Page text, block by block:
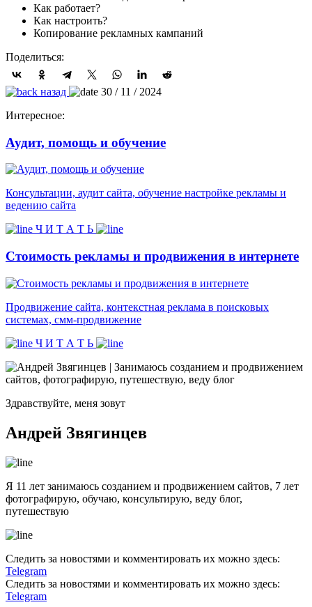
Как работает?
Как настроить?
Копирование рекламных кампаний
Поделиться:
назад
30 / 11 / 2024
Интересное:
Аудит, помощь и обучение
Консультации, аудит сайта, обучение настройке рекламы и
ведению сайта
Ч И Т А Т Ь
Стоимость рекламы и продвижения в интернете
Продвижение сайта, контекстная реклама в поисковых
системах, смм-продвижение
Ч И Т А Т Ь
Здравствуйте, меня зовут
Андрей Звягинцев
Я 11 лет занимаюсь созданием и продвижением сайтов, 7 лет
фотографирую, обучаю, консультирую, веду блог,
путешествую
Следить за новостями и комментировать их можно здесь:
Telegram
Следить за новостями и комментировать их можно здесь:
Telegram